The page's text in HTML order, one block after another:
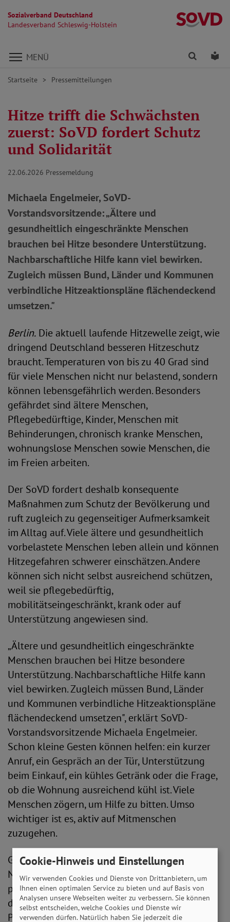
Sozialverband Deutschland
Landesverband Schleswig-Holstein
Direkt zu den Inhalten springen
MENÜ Finden
Startseite Pressemitteilungen
Hitze trifft die Schwächsten
zuerst: SoVD fordert Schutz
und Solidarität
22.06.2026 Pressemeldung
Michaela Engelmeier, SoVD-
Vorstandsvorsitzende: „Ältere und
gesundheitlich eingeschränkte Menschen
brauchen bei Hitze besondere Unterstützung.
Nachbarschaftliche Hilfe kann viel bewirken.
Zugleich müssen Bund, Länder und Kommunen
verbindliche Hitzeaktionspläne flächendeckend
umsetzen."
Berlin. Die aktuell laufende Hitzewelle zeigt, wie
dringend Deutschland besseren Hitzeschutz
braucht. Temperaturen von bis zu 40 Grad sind
für viele Menschen nicht nur belastend, sondern
können lebensgefährlich werden. Besonders
gefährdet sind ältere Menschen,
Pflegebedürftige, Kinder, Menschen mit
Behinderungen, chronisch kranke Menschen,
wohnungslose Menschen sowie Menschen, die
im Freien arbeiten.
Der SoVD fordert deshalb konsequente
Maßnahmen zum Schutz der Bevölkerung und
ruft zugleich zu gegenseitiger Aufmerksamkeit
im Alltag auf. Viele ältere und gesundheitlich
vorbelastete Menschen leben allein und können
Hitzegefahren schwerer einschätzen. Andere
können sich nicht selbst ausreichend schützen,
weil sie pflegebedürftig,
mobilitätseingeschränkt, krank oder auf
Unterstützung angewiesen sind.
„Ältere und gesundheitlich eingeschränkte
Menschen brauchen bei Hitze besondere
Unterstützung. Nachbarschaftliche Hilfe kann
viel bewirken. Zugleich müssen Bund, Länder
und Kommunen verbindliche Hitzeaktionspläne
flächendeckend umsetzen", erklärt SoVD-
Vorstandsvorsitzende Michaela Engelmeier.
Schon kleine Gesten können helfen: ein kurzer
Anruf, ein Gespräch an der Tür, Unterstützung
beim Einkauf, ein kühles Getränk oder die Frage,
ob die Wohnung ausreichend kühl ist. Viele
Menschen zögern, um Hilfe zu bitten. Umso
wichtiger ist es, aktiv auf Mitmenschen
zuzugehen.
Gleichzeitig macht der SoVD deutlich:
Nachbarschaftliche Solidarität ersetzt keine
politische Verantwortung. Hitzeschutz darf nicht
davon abhängen, ob eine Kommune genug
Personal hat, ob Einrichtungen eigene Mittel
Cookie-Hinweis und Einstellungen
Wir verwenden Cookies und Dienste von Drittanbietern, um
Ihnen einen optimalen Service zu bieten und auf Basis von
Analysen unsere Webseiten weiter zu verbessern. Sie können
selbst entscheiden, welche Cookies und Dienste wir
verwenden dürfen. Natürlich haben Sie jederzeit die